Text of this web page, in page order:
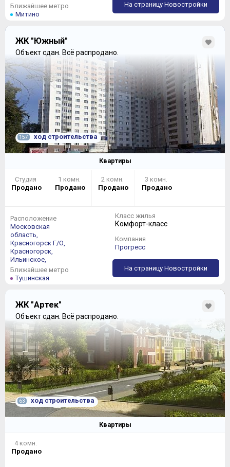
Ближайшее метро
Митино
На страницу Новостройки
ЖК "Южный"
Объект сдан. Всё распродано.
157 ход строительства
Квартиры
Студия
Продано
1 комн.
Продано
2 комн.
Продано
3 комн.
Продано
Расположение
Московская
область,
Красногорск Г/О,
Красногорск,
Ильинское,
Ближайшее метро
Тушинская
Класс жилья
Комфорт-класс
Компания
Прогресс
На страницу Новостройки
ЖК "Артек"
Объект сдан. Всё распродано.
63 ход строительства
Квартиры
4 комн.
Продано